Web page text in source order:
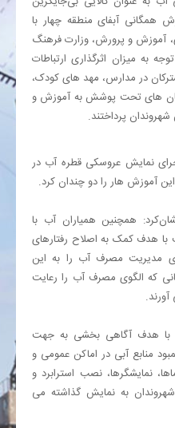
همگانی آبفای منطقه چهار با
آموزش و پرورش، وزارت فرهنگ
به میزان اثرگذاری ارتباطات
در مدارس، مهد های کودک،
های تحت پوشش به آموزش و
پرداختند.
نمایش عروسکی قطره آب در
آموزش هار را دو چندان کرد.
همچنین همیاران آب با
هدف کمک به اصلاح رفتارهای
مدیریت مصرف آب را به این
که الگوی مصرف آب را رعایت
هدف آگاهی بخشی به جهت
منابع آبی در اماکن عمومی و
نمایشگرها، نصب استرابرد و
به نمایش گذاشته می